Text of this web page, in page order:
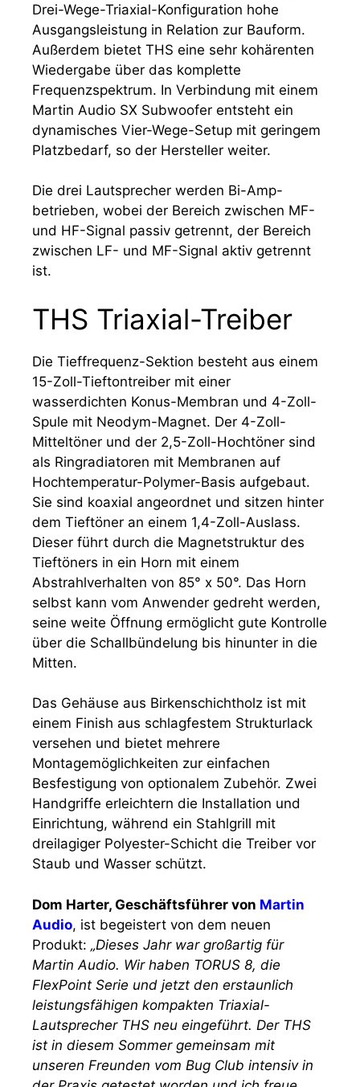
Drei-Wege-Triaxial-Konfiguration hohe
Ausgangsleistung in Relation zur Bauform.
Außerdem bietet THS eine sehr kohärenten
Wiedergabe über das komplette
Frequenzspektrum. In Verbindung mit einem
Martin Audio SX Subwoofer entsteht ein
dynamisches Vier-Wege-Setup mit geringem
Platzbedarf, so der Hersteller weiter.
Die drei Lautsprecher werden Bi-Amp-
betrieben, wobei der Bereich zwischen MF-
und HF-Signal passiv getrennt, der Bereich
zwischen LF- und MF-Signal aktiv getrennt
ist.
THS Triaxial-Treiber
Die Tieffrequenz-Sektion besteht aus einem
15-Zoll-Tieftontreiber mit einer
wasserdichten Konus-Membran und 4-Zoll-
Spule mit Neodym-Magnet. Der 4-Zoll-
Mitteltöner und der 2,5-Zoll-Hochtöner sind
als Ringradiatoren mit Membranen auf
Hochtemperatur-Polymer-Basis aufgebaut.
Sie sind koaxial angeordnet und sitzen hinter
dem Tieftöner an einem 1,4-Zoll-Auslass.
Dieser führt durch die Magnetstruktur des
Tieftöners in ein Horn mit einem
Abstrahlverhalten von 85° x 50°. Das Horn
selbst kann vom Anwender gedreht werden,
seine weite Öffnung ermöglicht gute Kontrolle
über die Schallbündelung bis hinunter in die
Mitten.
Das Gehäuse aus Birkenschichtholz ist mit
einem Finish aus schlagfestem Strukturlack
versehen und bietet mehrere
Montagemöglichkeiten zur einfachen
Besfestigung von optionalem Zubehör. Zwei
Handgriffe erleichtern die Installation und
Einrichtung, während ein Stahlgrill mit
dreilagiger Polyester-Schicht die Treiber vor
Staub und Wasser schützt.
Dom Harter, Geschäftsführer von Martin
Audio, ist begeistert von dem neuen
Produkt: „Dieses Jahr war großartig für
Martin Audio. Wir haben TORUS 8, die
FlexPoint Serie und jetzt den erstaunlich
leistungsfähigen kompakten Triaxial-
Lautsprecher THS neu eingeführt. Der THS
ist in diesem Sommer gemeinsam mit
unseren Freunden vom Bug Club intensiv in